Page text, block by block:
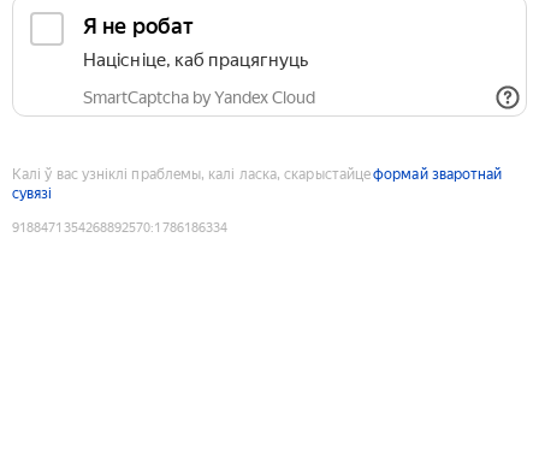
Я не робат
Націсніце, каб працягнуць
SmartCaptcha by Yandex Cloud
Калі ў вас узніклі праблемы, калі ласка, скарыстайцеформай зваротнай
сувязі
9188471354268892570:1786186334